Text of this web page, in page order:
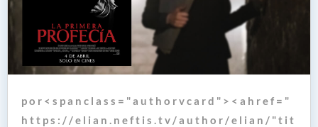
p o r < s p a n c l a s s = " a u t h o r v c a r d " > < a h r e f = "
h t t p s : / / e l i a n . n e f t i s . t v / a u t h o r / e l i a n / " t i t